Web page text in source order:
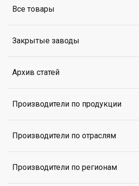
Все товары
Закрытые заводы
Архив статей
Производители по продукции
Производители по отраслям
Производители по регионам